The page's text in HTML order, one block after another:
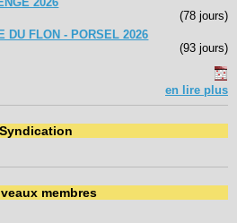
(78 jours)
DU FLON - PORSEL 2026
(93 jours)
en lire plus
Syndication
membres